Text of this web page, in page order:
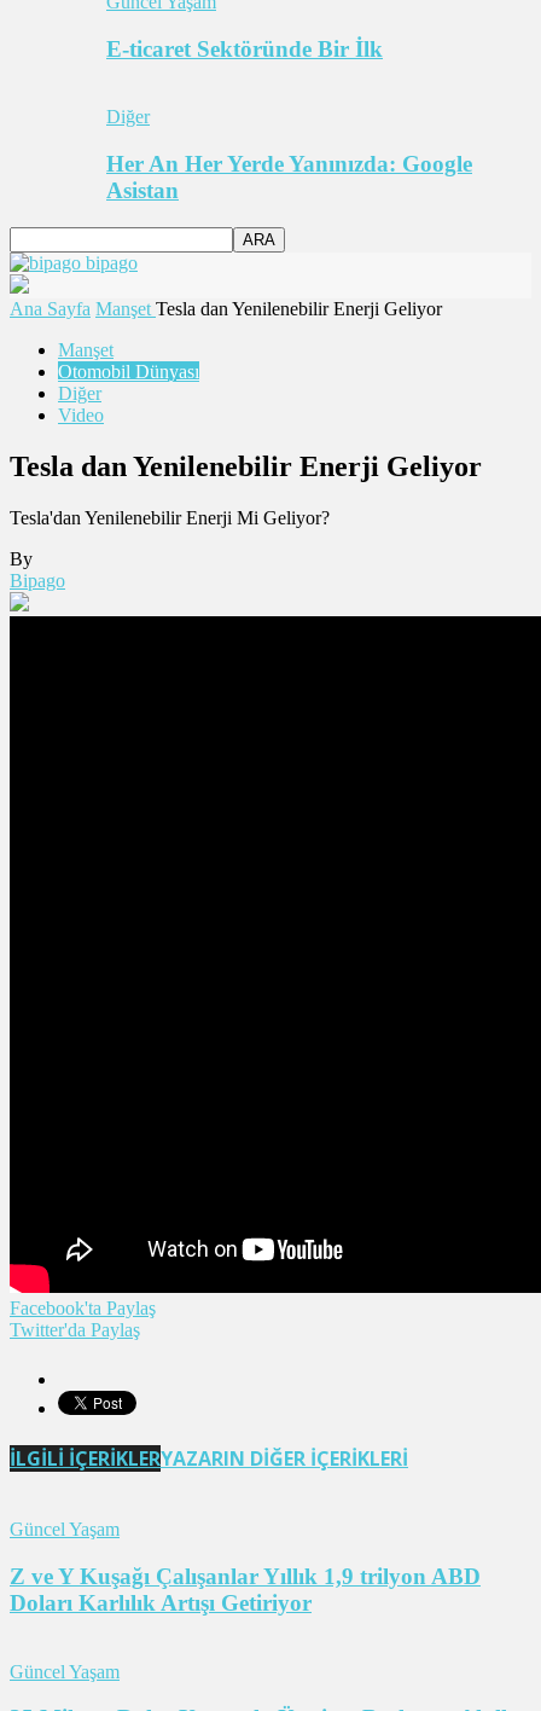
E-ticaret Sektöründe Bir İlk
Diğer
Her An Her Yerde Yanınızda: Google
Asistan
bipago
Ana Sayfa Manşet Tesla dan Yenilenebilir Enerji Geliyor
Manşet
Otomobil Dünyası
Diğer
Video
Tesla dan Yenilenebilir Enerji Geliyor
Tesla'dan Yenilenebilir Enerji Mi Geliyor?
By
Bipago
Facebook'ta Paylaş
Twitter'da Paylaş
İLGİLİ İÇERİKLERYAZARIN DİĞER İÇERİKLERİ
Güncel Yaşam
Z ve Y Kuşağı Çalışanlar Yıllık 1,9 trilyon ABD
Doları Karlılık Artışı Getiriyor
Güncel Yaşam